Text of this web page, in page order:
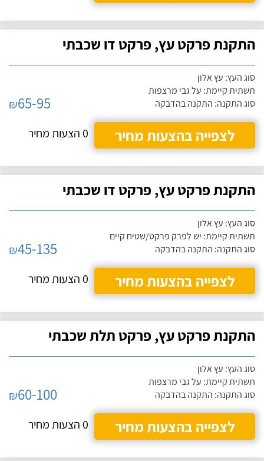
התקנת פרקט עץ, פרקט דו שכבתי
סוג העץ: עץ אלון
תשתית קיימת: על גבי מרצפות
סוג התקנה: התקנה בהדבקה
₪65-95
לצפייה בהצעות מחיר
0 הצעות מחיר
התקנת פרקט עץ, פרקט דו שכבתי
סוג העץ: עץ אלון
תשתית קיימת: יש לפרק פרקט/שטיח קיים
סוג התקנה: התקנה בהדבקה
₪45-135
לצפייה בהצעות מחיר
0 הצעות מחיר
התקנת פרקט עץ, פרקט תלת שכבתי
סוג העץ: עץ אלון
תשתית קיימת: על גבי מרצפות
סוג התקנה: התקנה בהדבקה
₪60-100
לצפייה בהצעות מחיר
0 הצעות מחיר